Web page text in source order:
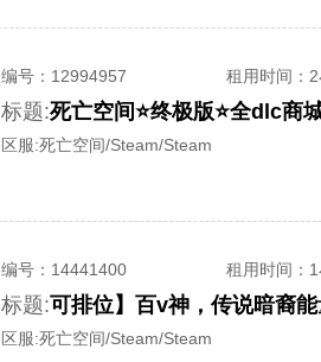
编号： 12994957 租用时间 ：
标题:死亡空间⭐终极版⭐全dlc商
区服:死亡空间/Steam/Steam
编号： 14441400 租用时间 ：
标题:
区服:死亡空间/Steam/Steam